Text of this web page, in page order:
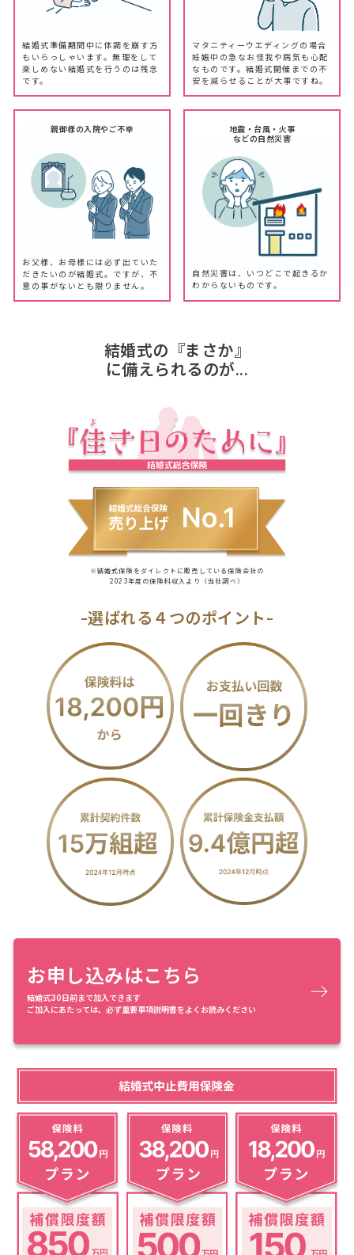
結婚式準備期間中に体調を崩す方
もいらっしゃいます。無理をして
楽しめない結婚式を行うのは残念
です。
マタニティーウエディングの場合
妊娠中の急なお怪我や病気も心配
なものです。結婚式開催までの不
安を減らせることが大事ですね。
親御様の入院やご不幸
お父様、お母様には必ず出ていた
だきたいのが結婚式。ですが、不
意の事がないとも限りません。
地震・台風・火事
などの自然災害
自然災害は、いつどこで起きるか
わからないものです。
結婚式の『まさか』
に備えられるのが...
※結婚式保険をダイレクトに販売している保険会社の
2023年度の保険料収入より（当社調べ）
-選ばれる４つのポイント-
お申し込みはこちら
結婚式30日前まで加入できます
ご加入にあたっては、必ず重要事項説明書をよくお読みください